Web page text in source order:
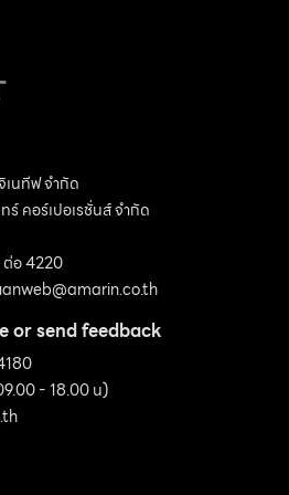
เนทีฟ จำกัด
ร์ คอร์เปอเรชั่นส์ จำกัด
ต่อ 4220
or send feedback
- 18.00 น)